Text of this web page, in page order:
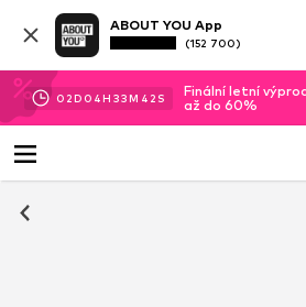
ABOUT YOU App
(152 700)
02D 04H 33M 41 S
Finální letní
až do 60%